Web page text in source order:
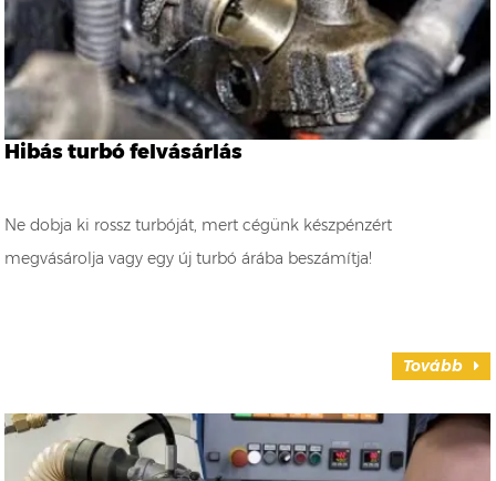
Hibás turbó felvásárlás
Ne dobja ki rossz turbóját, mert cégünk készpénzért
megvásárolja vagy egy új turbó árába beszámítja!
Tovább